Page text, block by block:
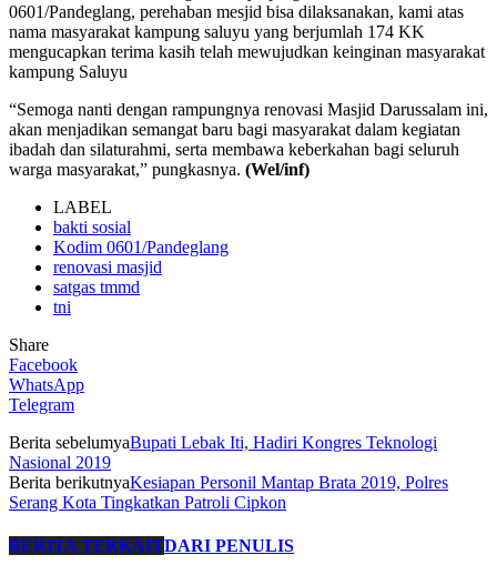
0601/Pandeglang, perehaban mesjid bisa dilaksanakan, kami atas
nama masyarakat kampung saluyu yang berjumlah 174 KK
mengucapkan terima kasih telah mewujudkan keinginan masyarakat
kampung Saluyu
“Semoga nanti dengan rampungnya renovasi Masjid Darussalam ini,
akan menjadikan semangat baru bagi masyarakat dalam kegiatan
ibadah dan silaturahmi, serta membawa keberkahan bagi seluruh
warga masyarakat,” pungkasnya. (Wel/inf)
LABEL
bakti sosial
Kodim 0601/Pandeglang
renovasi masjid
satgas tmmd
tni
Share
Facebook
WhatsApp
Telegram
Berita sebelumyaBupati Lebak Iti, Hadiri Kongres Teknologi
Nasional 2019
Berita berikutnyaKesiapan Personil Mantap Brata 2019, Polres
Serang Kota Tingkatkan Patroli Cipkon
BERITA TERKAITDARI PENULIS